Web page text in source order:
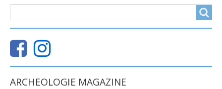
ZOEKVELD
ARCHEOLOGIE MAGAZINE